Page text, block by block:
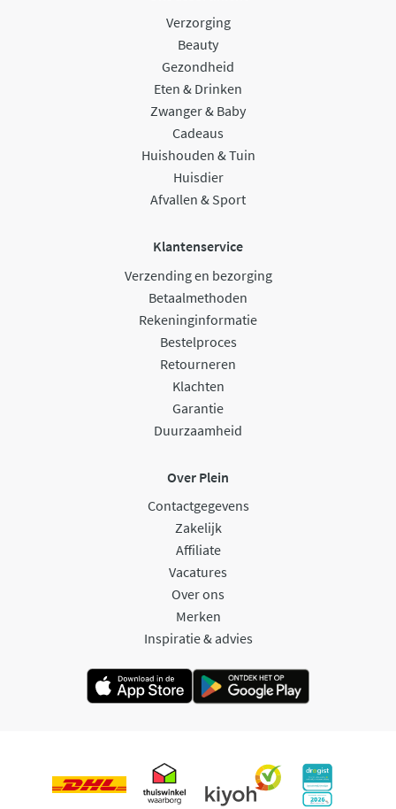
Verzorging
Beauty
Gezondheid
Eten & Drinken
Zwanger & Baby
Cadeaus
Huishouden & Tuin
Huisdier
Afvallen & Sport
Klantenservice
Verzending en bezorging
Betaalmethoden
Rekeninginformatie
Bestelproces
Retourneren
Klachten
Garantie
Duurzaamheid
Over Plein
Contactgegevens
Zakelijk
Affiliate
Vacatures
Over ons
Merken
Inspiratie & advies